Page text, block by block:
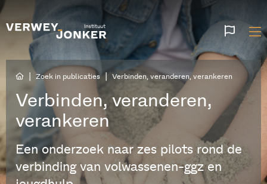
talen
Zoek in publicaties | Verbinden, veranderen, verankeren
Verbinden, veranderen,
verankeren
Een onderzoek naar zes pilots rond de
verbinding van volwassenen-ggz en